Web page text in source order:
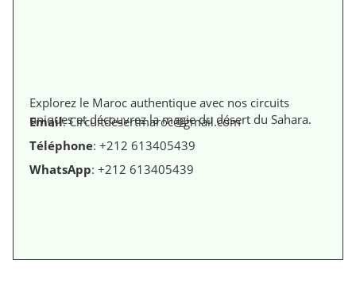
Explorez le Maroc authentique avec nos circuits
uniques et découvrez la magie du désert du Sahara.
Email: Circuitdesertmaroc@gmail.com
Téléphone: +212 613405439
WhatsApp: +212 613405439